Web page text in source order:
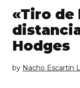
«Tiro de
Hodges
by Nacho Escartín